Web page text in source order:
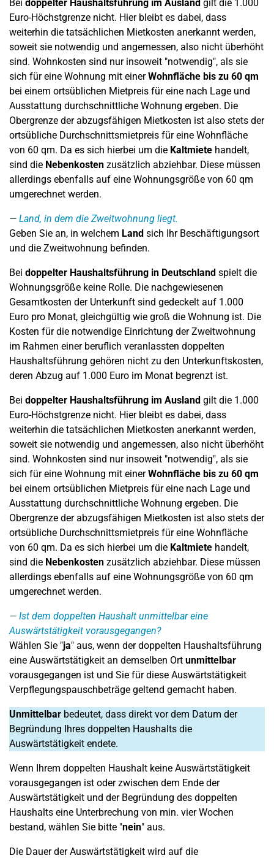
Bei doppelter Haushaltsführung im Ausland gilt die 1.000
Euro-Höchstgrenze nicht. Hier bleibt es dabei, dass
weiterhin die tatsächlichen Mietkosten anerkannt werden,
soweit sie notwendig und angemessen, also nicht überhöht
sind. Wohnkosten sind nur insoweit "notwendig", als sie
sich für eine Wohnung mit einerWohnfläche bis zu 60 qm
bei einem ortsüblichen Mietpreis für eine nach Lage und
Ausstattung durchschnittliche Wohnung ergeben. Die
Obergrenze der abzugsfähigen Mietkosten ist also stets der
ortsübliche Durchschnittsmietpreis für eine Wohnfläche
von 60 qm. Da es sich hierbei um die Kaltmiete handelt,
sind die Nebenkosten zusätzlich abziehbar. Diese müssen
allerdings ebenfalls auf eine Wohnungsgröße von 60 qm
umgerechnet werden.
Land, in dem die Zweitwohnung liegt.
Geben Sie an, in welchem Land sich Ihr Beschäftigungsort
und die Zweitwohnung befinden.
Bei doppelter Haushaltsführung in Deutschland spielt die
Wohnungsgröße keine Rolle. Die nachgewiesenen
Gesamtkosten der Unterkunft sind gedeckelt auf 1.000
Euro pro Monat, gleichgültig wie groß die Wohnung ist. Die
Kosten für die notwendige Einrichtung der Zweitwohnung
im Rahmen einer beruflich veranlassten doppelten
Haushaltsführung gehören nicht zu den Unterkunftskosten,
deren Abzug auf 1.000 Euro im Monat begrenzt ist.
Bei doppelter Haushaltsführung im Ausland gilt die 1.000
Euro-Höchstgrenze nicht. Hier bleibt es dabei, dass
weiterhin die tatsächlichen Mietkosten anerkannt werden,
soweit sie notwendig und angemessen, also nicht überhöht
sind. Wohnkosten sind nur insoweit "notwendig", als sie
sich für eine Wohnung mit einerWohnfläche bis zu 60 qm
bei einem ortsüblichen Mietpreis für eine nach Lage und
Ausstattung durchschnittliche Wohnung ergeben. Die
Obergrenze der abzugsfähigen Mietkosten ist also stets der
ortsübliche Durchschnittsmietpreis für eine Wohnfläche
von 60 qm. Da es sich hierbei um die Kaltmiete handelt,
sind die Nebenkosten zusätzlich abziehbar. Diese müssen
allerdings ebenfalls auf eine Wohnungsgröße von 60 qm
umgerechnet werden.
Ist dem doppelten Haushalt unmittelbar eine
Auswärtstätigkeit vorausgegangen?
Wählen Sie "ja" aus, wenn der doppelten Haushaltsführung
eine Auswärtstätigkeit an demselben Ort unmittelbar
vorausgegangen ist und Sie für diese Auswärtstätigkeit
Verpflegungspauschbeträge geltend gemacht haben.
Unmittelbar bedeutet, dass direkt vor dem Datum der
Begründung Ihres doppelten Haushalts die
Auswärtstätigkeit endete.
Wenn Ihrem doppelten Haushalt keine Auswärtstätigkeit
vorausgegangen ist oder zwischen dem Ende der
Auswärtstätigkeit und der Begründung des doppelten
Haushalts eine Unterbrechung von min. vier Wochen
bestand, wählen Sie bitte "nein" aus.
Die Dauer der Auswärtstätigkeit wird auf die